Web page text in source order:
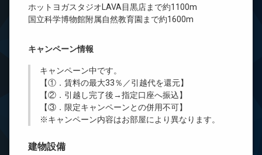
ホットヨガスタジオLAVA目黒店まで約1100m
国立科学博物館附属自然教育園まで約1600m
キャンペーン情報
キャンペーン中です。
【①．賃料の最大33％／引越代を還元】
【②．引越し完了後→指定口座へ振込】
【③．限定キャンペーンとの併用不可】
※キャンペーン内容はお部屋により異なります。
建物設備